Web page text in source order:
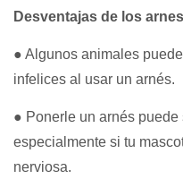
Desventajas de los
● Algunos animales
infelices al usar un arnés.
● Ponerle un arnés puede
especialmente si tu
nerviosa.